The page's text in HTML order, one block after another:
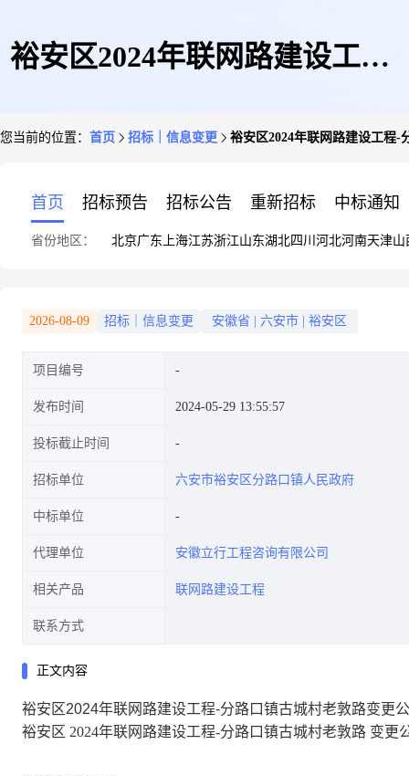
裕安区2024年联网路建设工程-
您当前的位置： 首页 招标｜信息变更 裕安区2024年联网路建设工程-
首页 招标预告 招标公告 重新招标 中标通知
省份地区： 北京广东 上海江苏浙江山东湖北四川 河北河南天津山
2026-08-09 招标｜信息变更 安徽省 六安市 裕安区
项目编号
发布时间 2024-05-29 13:55:57
投标截止时间
招标单位 六安市裕安区分路口镇人民政府
中标单位
代理单位 安徽立行工程咨询有限公司
相关产品 联网路建设工程
联系方式
正文内容
裕安区2024年联网路建设工程-分路口镇古城村老敦路变更
裕安区 2024年联网路建设工程-分路口镇古城村老敦路 变更